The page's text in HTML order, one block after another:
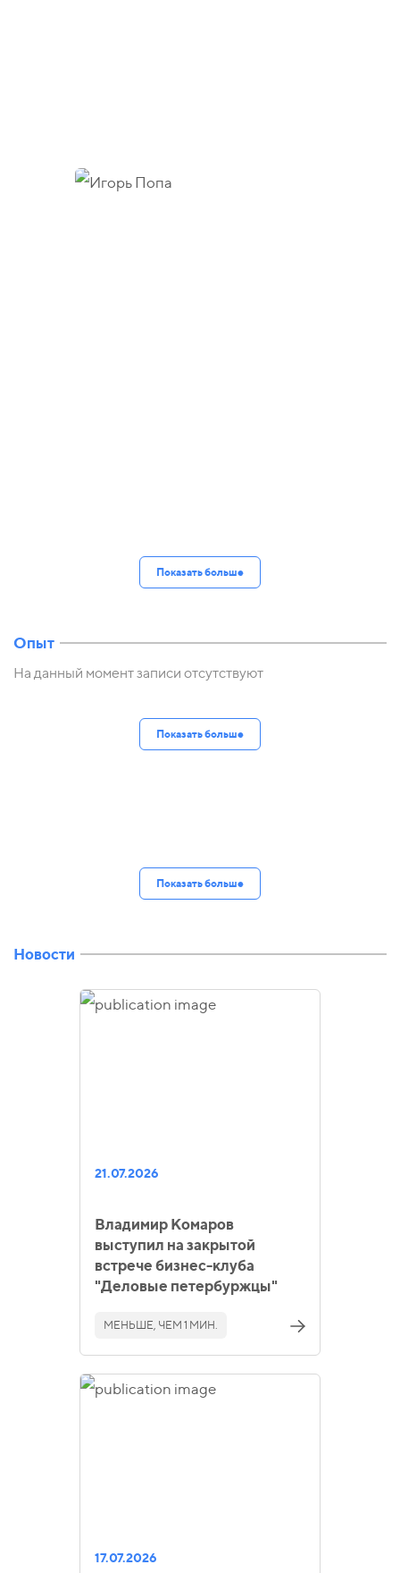
Показать больше
Опыт
На данный момент записи отсутствуют
Показать больше
Показать больше
Новости
21.07.2026
Владимир Комаров
выступил на закрытой
встрече бизнес-клуба
"Деловые петербуржцы"
МЕНЬШЕ, ЧЕМ 1 МИН.
17.07.2026